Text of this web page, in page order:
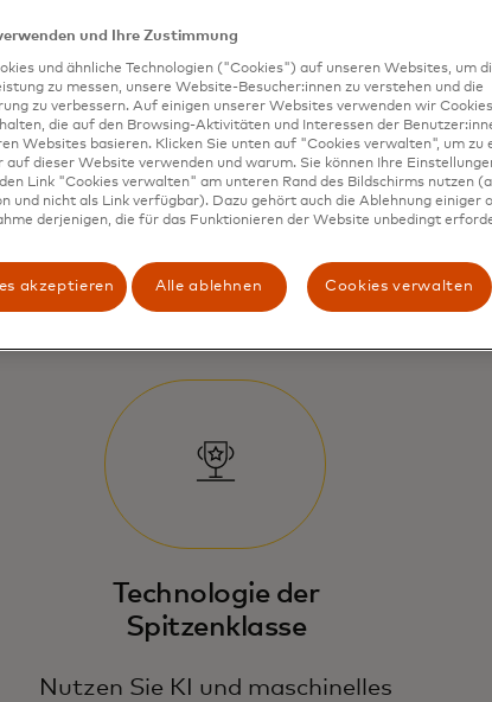
Technologie der
Spitzenklasse
Nutzen Sie KI und maschinelles
und Ihre Zustimmung
und ähnliche Technologien ("Cookies") auf unseren Websites, um
zu messen, unsere Website-Besucher:innen zu verstehen und die
zu verbessern. Auf einigen unserer Websites verwenden wir
die auf den Browsing-Aktivitäten und Interessen der
Websites basieren. Klicken Sie unten auf "Cookies verwalten", um zu
auf dieser Website verwenden und warum. Sie können Ihre
Link "Cookies verwalten" am unteren Rand des Bildschirms nutzen
und nicht als Link verfügbar). Dazu gehört auch die Ablehnung einiger
derjenigen, die für das Funktionieren der Website unbedingt
akzeptieren Alle ablehnen Cookies verwalten